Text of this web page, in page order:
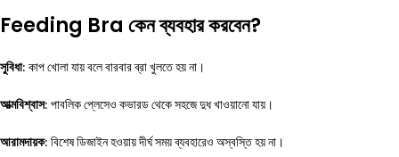
Feeding Bra কেন ব্যবহার করবেন?
সুবিধা: কাপ খোলা যায় বলে বারবার ব্রা খুলতে হয় না।
আত্মবিশ্বাস: পাবলিক প্লেসেও কভারড থেকে সহজে দুধ খাওয়ানো যায়।
আরামদায়ক: বিশেষ ডিজাইন হওয়ায় দীর্ঘ সময় ব্যবহারেও অস্বস্তি হয় না।